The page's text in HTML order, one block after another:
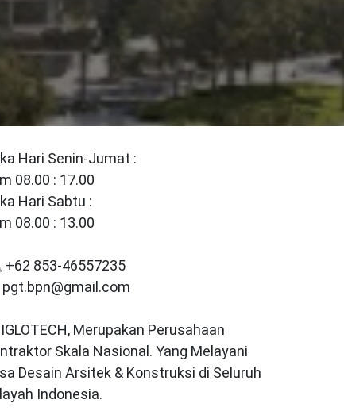
Hari Senin-Jumat :
08.00 : 17.00
Hari Sabtu :
08.00 : 13.00
+62 853-46557235
pgt.bpn@gmail.com
Merupakan Perusahaan
Skala Nasional. Yang Melayani
Desain Arsitek & Konstruksi di Seluruh
Indonesia.